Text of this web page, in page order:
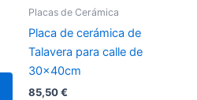
Placas de Cerámica
Placa de cerámica de
Talavera para calle de
30x40cm
85,50€